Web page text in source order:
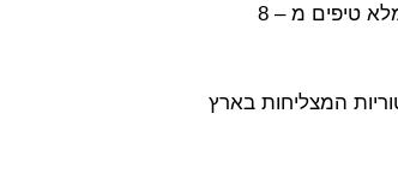
הירשמי כאן, לשיעור אינטרנטי חינם על הדרכים הנכונות, לתמחר מנה לאירוע, לחשב כמויות, לעבוד נכון ויעיל תהליכית ועוד מלא טיפים מ – 8
המצליחות בארץ